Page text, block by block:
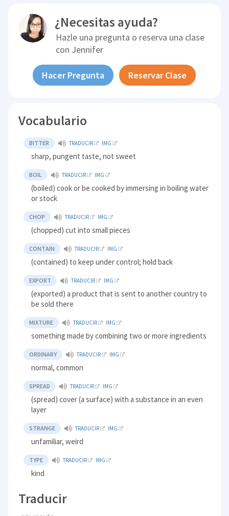
¿Necesitas ayuda?
Hazle una pregunta o reserva una clase
con Jennifer
Hacer Pregunta Reservar Clase
Vocabulario
BITTER TRADUCIR IMG
sharp, pungent taste, not sweet
BOIL TRADUCIR IMG
(boiled) cook or be cooked by immersing in boiling water
or stock
CHOP TRADUCIR IMG
(chopped) cut into small pieces
CONTAIN TRADUCIR IMG
(contained) to keep under control; hold back
EXPORT TRADUCIR IMG
(exported) a product that is sent to another country to
be sold there
MIXTURE TRADUCIR IMG
something made by combining two or more ingredients
ORDINARY TRADUCIR IMG
normal, common
SPREAD TRADUCIR IMG
(spread) cover (a surface) with a substance in an even
layer
STRANGE TRADUCIR IMG
unfamiliar, weird
TYPE TRADUCIR IMG
kind
Traducir